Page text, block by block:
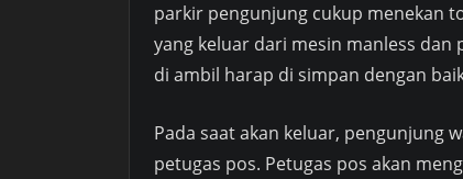
parkir pengunjung cukup menekan
yang keluar dari mesin manless
di ambil harap di simpan dengan
Pada saat akan keluar, pengunjung
petugas pos. Petugas pos akan